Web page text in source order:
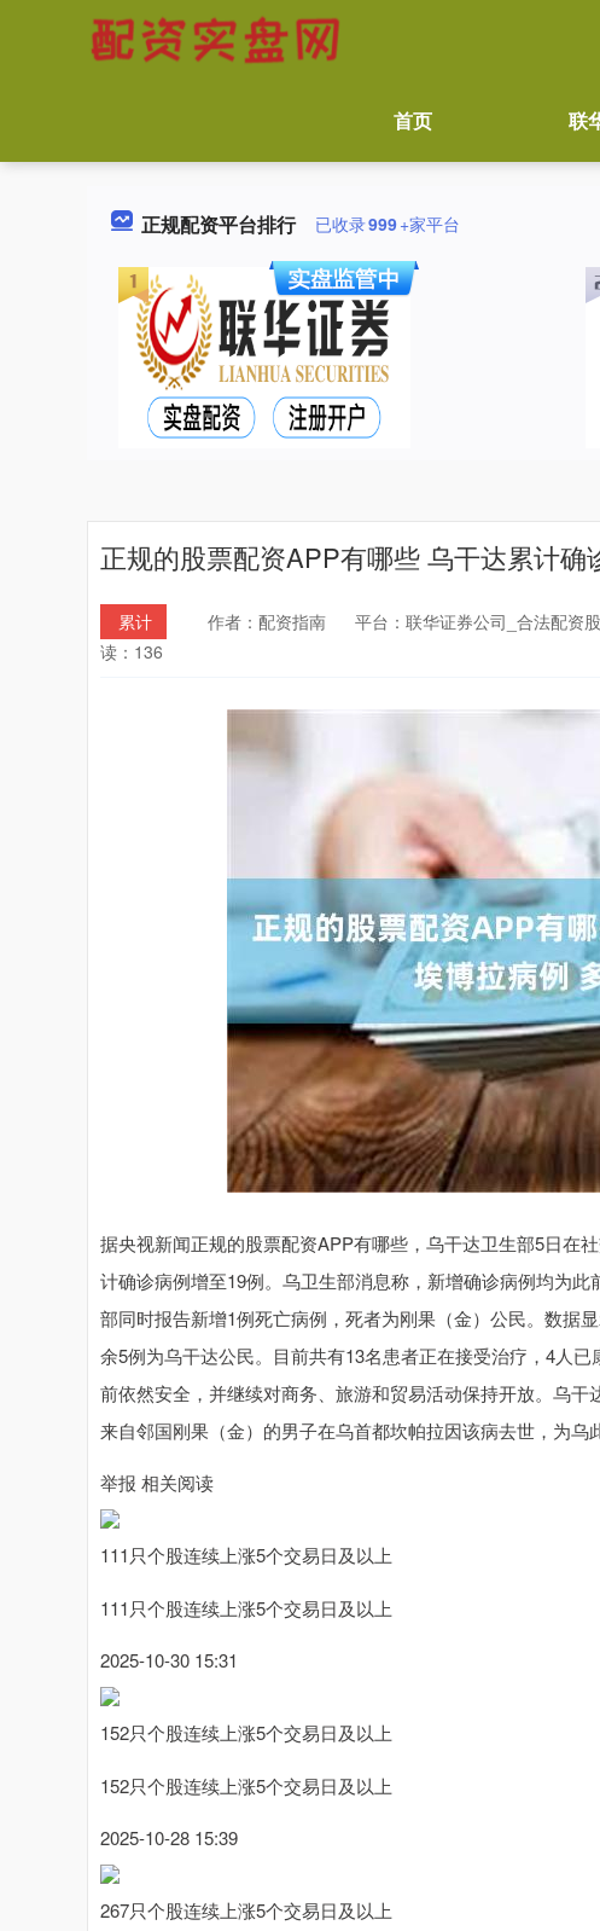
首页 联
正规配资平台排行 已收录999+家平台
正规的股票配资APP有哪些 乌干达累计
累计 作者：配资指南 平台：联华证券公司_合法配资
读：136
据央视新闻正规的股票配资APP有哪些，乌干达卫生部5日在
计确诊病例增至19例。乌卫生部消息称，新增确诊病例均为
部同时报告新增1例死亡病例，死者为刚果（金）公民。数据
余5例为乌干达公民。目前共有13名患者正在接受治疗，4人
前依然安全，并继续对商务、旅游和贸易活动保持开放。乌
来自邻国刚果（金）的男子在乌首都坎帕拉因该病去世，为乌
举报 相关阅读
111只个股连续上涨5个交易日及以上
111只个股连续上涨5个交易日及以上
2025-10-30 15:31
152只个股连续上涨5个交易日及以上
152只个股连续上涨5个交易日及以上
2025-10-28 15:39
267只个股连续上涨5个交易日及以上